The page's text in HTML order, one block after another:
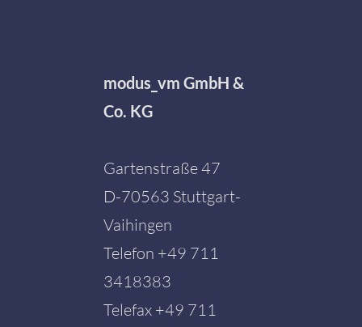
modus_vm GmbH &
Co. KG
Gartenstraße 47
D-70563 Stuttgart-
Vaihingen
Telefon +49 711
3418383
Telefax +49 711